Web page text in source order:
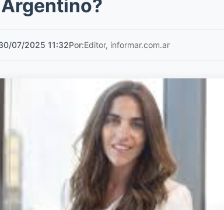
07/2025 11:32Por:Editor, informar.com.ar